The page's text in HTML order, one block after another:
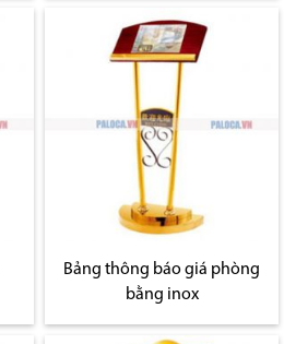
Bảng thông báo giá phòng
bằng inox